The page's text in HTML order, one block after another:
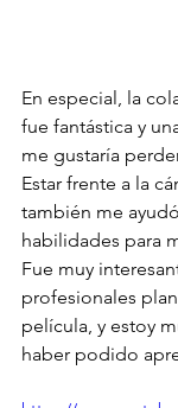
En especial, la
fue fantástica y
me gustaría
Estar frente a la
también me
habilidades para
Fue muy
profesionales
película, y estoy
haber podido